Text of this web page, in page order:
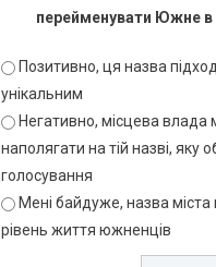
перейменувати Южне
Позитивно, ця назва
унікальним
Негативно, місцева влада
наполягати на тій назві, яку
голосування
Мені байдуже, назва міста
рівень життя южненців